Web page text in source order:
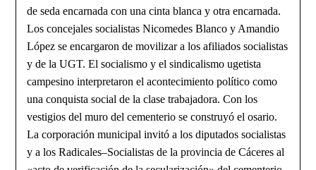
de seda encarnada con una cinta blanca y otra encarnada.
Los concejales socialistas Nicomedes Blanco y Amandio
López se encargaron de movilizar a los afiliados socialistas
y de la UGT. El socialismo y el sindicalismo ugetista
campesino interpretaron el acontecimiento político como
una conquista social de la clase trabajadora. Con los
vestigios del muro del cementerio se construyó el osario.
La corporación municipal invitó a los diputados socialistas
y a los Radicales–Socialistas de la provincia de Cáceres al